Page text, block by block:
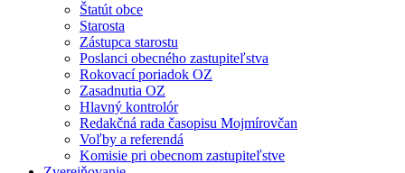
Štatút obce
Starosta
Zástupca starostu
Poslanci obecného zastupiteľstva
Rokovací poriadok OZ
Zasadnutia OZ
Hlavný kontrolór
Redakčná rada časopisu Mojmírovčan
Voľby a referendá
Komisie pri obecnom zastupiteľstve